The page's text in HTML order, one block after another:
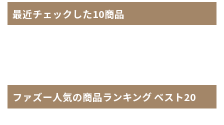
最近チェックした10商品
ファズー人気の商品ランキング ベスト20